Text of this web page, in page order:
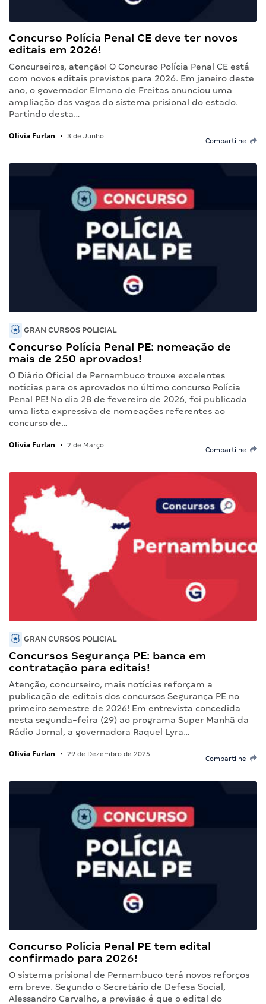
Concurso Polícia Penal CE deve ter novos
editais em 2026!
Concurseiros, atenção! O Concurso Polícia Penal CE está
com novos editais previstos para 2026. Em janeiro deste
ano, o governador Elmano de Freitas anunciou uma
ampliação das vagas do sistema prisional do estado.
Partindo desta…
Olivia Furlan • 3 de Junho
Compartilhe
GRAN CURSOS POLICIAL
Concurso Polícia Penal PE: nomeação de
mais de 250 aprovados!
O Diário Oficial de Pernambuco trouxe excelentes
notícias para os aprovados no último concurso Polícia
Penal PE! No dia 28 de fevereiro de 2026, foi publicada
uma lista expressiva de nomeações referentes ao
concurso de…
Olivia Furlan • 2 de Março
Compartilhe
GRAN CURSOS POLICIAL
Concursos Segurança PE: banca em
contratação para editais!
Atenção, concurseiro, mais notícias reforçam a
publicação de editais dos concursos Segurança PE no
primeiro semestre de 2026! Em entrevista concedida
nesta segunda-feira (29) ao programa Super Manhã da
Rádio Jornal, a governadora Raquel Lyra…
Olivia Furlan • 29 de Dezembro de 2025
Compartilhe
Concurso Polícia Penal PE tem edital
confirmado para 2026!
O sistema prisional de Pernambuco terá novos reforços
em breve. Segundo o Secretário de Defesa Social,
Alessandro Carvalho, a previsão é que o edital do